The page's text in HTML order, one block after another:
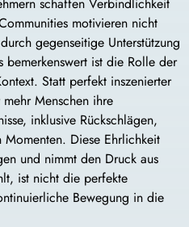
motivieren nicht
gegenseitige Unterstützung
bemerkenswert ist die Rolle der
Statt perfekt inszenierter
Menschen ihre
inklusive Rückschlägen,
Momenten. Diese Ehrlichkeit
und nimmt den Druck aus
ist nicht die perfekte
Bewegung in die